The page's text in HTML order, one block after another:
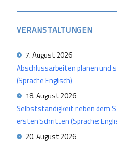
VERANSTALTUNGEN
7. August 2026
Abschlussarbeiten planen und
(Sprache Englisch)
18. August 2026
Selbstständigkeit neben dem
ersten Schritten (Sprache:
20. August 2026